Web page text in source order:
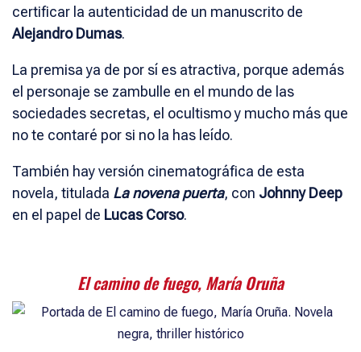
certificar la autenticidad de un manuscrito de
Alejandro Dumas.
La premisa ya de por sí es atractiva, porque además
el personaje se zambulle en el mundo de las
sociedades secretas, el ocultismo y mucho más que
no te contaré por si no la has leído.
También hay versión cinematográfica de esta
novela, titulada La novena puerta, con Johnny Deep
en el papel de Lucas Corso.
El camino de fuego, María Oruña